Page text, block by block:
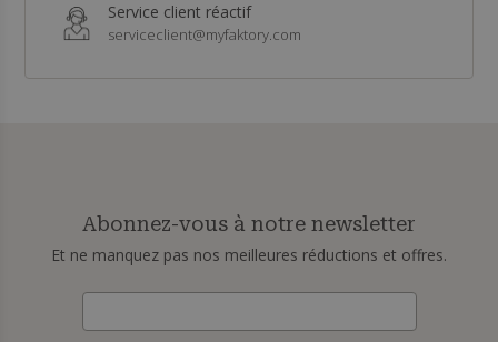
Service client réactif
serviceclient@myfaktory.com
Abonnez-vous à notre newsletter
Et ne manquez pas nos meilleures réductions et offres.